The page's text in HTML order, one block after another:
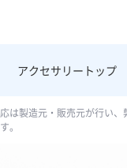
アクセサリー トップ
製造元・販売元が行い、
。